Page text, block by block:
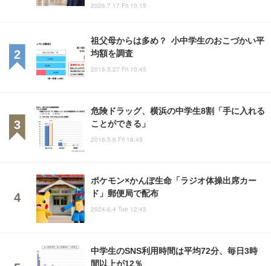
2026.7.17 Fri 10:15
祖父母からは多め？ 小中学生のおこづかい平
均額を調査
2016.5.27 Fri 10:45
危険ドラッグ、横浜の中学生8割「手に入れる
ことができる」
2016.5.6 Fri 18:45
ポケモン×かんぽ生命「ラジオ体操出席カー
ド」郵便局で配布
2024.6.4 Tue 12:45
中学生のSNS利用時間は平均72分、毎日3時
間以上が12％